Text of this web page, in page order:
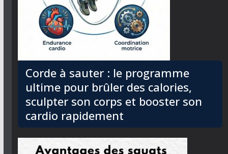
Corde à sauter : le programme
ultime pour brûler des calories,
sculpter son corps et booster son
cardio rapidement